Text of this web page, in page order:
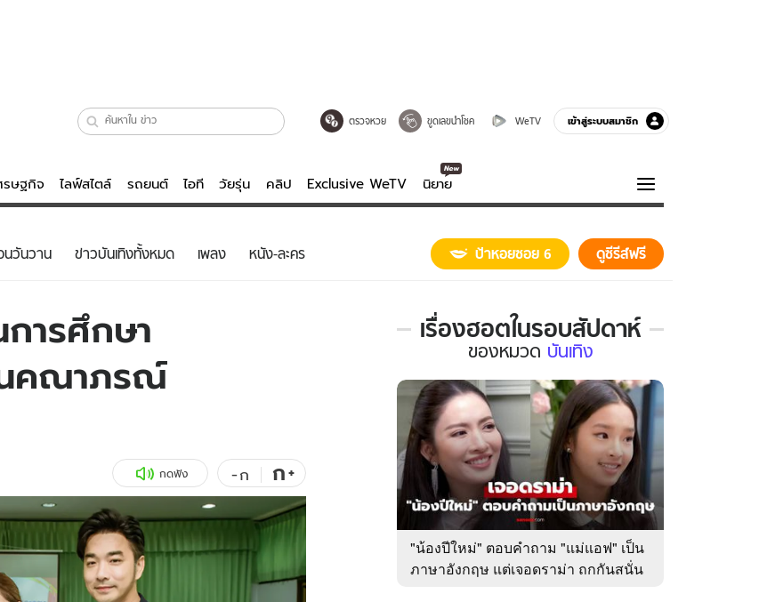
ตรวจหวย ขูดเลขนำโชค WeTV เข้าสู่ระบบสมาชิก
รษฐกิจ ไลฟ์สไตล์ รถยนต์ ไอที วัยรุ่น คลิป Exclusive WeTV นิยาย
ย ไลฟ์สไตล์
วัยรุ่น
ไอที
รถยนต์
เที่ยว-กิน
Tasteful Thailand
Sanook Choice
บันเทิงครบรส
WeTV
Exclusive WeTV
นิยาย
ความรู้รอบตัว
ฮาวทู
นวันวาน ข่าวบันเทิงทั้งหมด เพลง หนัง-ละคร ป้าหอยซอย 6 ดูซีรีส์ฟรี
ารศึกษา
คณาภรณ์
กดฟัง -ก ก+
เรื่องฮอตในรอบสัปดาห์
เรื่อง
ใน
รอบ
สัปดาห์
ของ
หมวด
บันเทิง
ของหมวด บันเทิง
"น้องปีใหม่" ตอบคำถาม "แม่แอฟ" เป็น
ภาษาอังกฤษ แต่เจอดราม่า ถกกันสนั่น